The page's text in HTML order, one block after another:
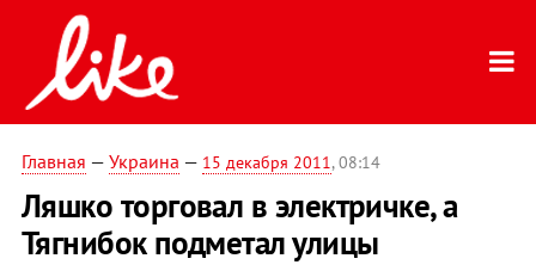
Главная — Украина — 15 декабря 2011, 08:14
Ляшко торговал в электричке, а
Тягнибок подметал улицы